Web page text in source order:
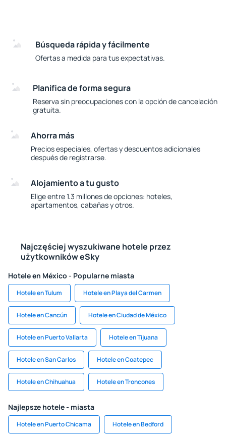
Búsqueda rápida y fácilmente
Ofertas a medida para tus expectativas.
Planifica de forma segura
Reserva sin preocupaciones con la opción de cancelación
gratuita.
Ahorra más
Precios especiales, ofertas y descuentos adicionales
después de registrarse.
Alojamiento a tu gusto
Elige entre 1.3 millones de opciones: hoteles,
apartamentos, cabañas y otros.
Najczęściej wyszukiwane hotele przez
użytkowników eSky
Hotele en México - Popularne miasta
Hotele en Tulum Hotele en Playa del Carmen
Hotele en Cancún Hotele en Ciudad de México
Hotele en Puerto Vallarta Hotele en Tijuana
Hotele en San Carlos Hotele en Coatepec
Hotele en Chihuahua Hotele en Troncones
Najlepsze hotele - miasta
Hotele en Puerto Chicama Hotele en Bedford